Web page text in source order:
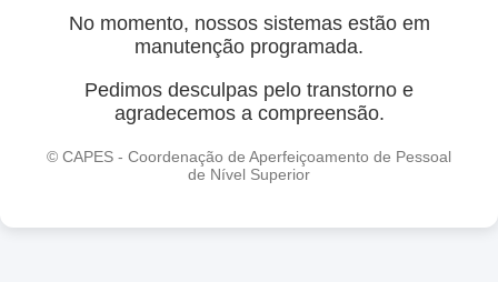
No momento, nossos sistemas estão em
manutenção programada.
Pedimos desculpas pelo transtorno e
agradecemos a compreensão.
© CAPES - Coordenação de Aperfeiçoamento de Pessoal
de Nível Superior